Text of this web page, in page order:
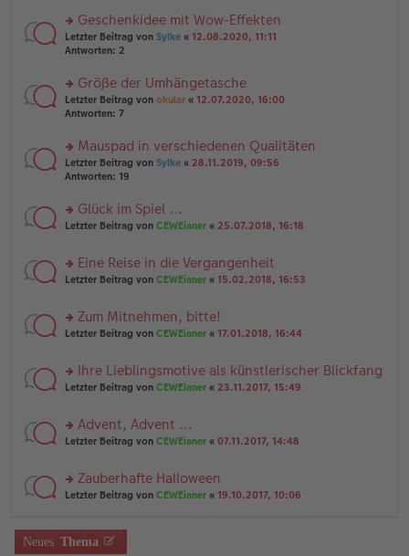
a
g
n
er
B
a
g
g
el
es
n
er
B
ei
a
g
rs
te
n
g
el
e
n
er
tr
a
Geschenkidee mit Wow-Effekten
Letzter Beitrag von Sylke « 12.08.2020, 11:11
Antworten: 2
rs
te
n
g
el
e
n
ei
tr
Größe der Umhängetasche
Letzter Beitrag von okular « 12.07.2020, 16:00
Antworten: 7
rs
te
n
g
es
e
n
B
ei
tr
g
Mauspad in verschiedenen Qualitäten
Letzter Beitrag von Sylke « 28.11.2019, 09:56
Antworten: 19
rs
u
n
es
e
B
ei
g
Glück im Spiel ...
Letzter Beitrag von CEWEianer « 25.07.2018, 16:18
rs
u
n
es
e
B
ei
g
Eine Reise in die Vergangenheit
Letzter Beitrag von CEWEianer « 15.02.2018, 16:53
rs
u
n
es
e
B
ei
g
Zum Mitnehmen, bitte!
Letzter Beitrag von CEWEianer « 17.01.2018, 16:44
rs
u
n
es
e
B
ei
Ihre Lieblingsmotive als künstlerischer Blickfang
Letzter Beitrag von CEWEianer « 23.11.2017, 15:49
rs
u
n
es
e
Advent, Advent ...
Letzter Beitrag von CEWEianer « 07.11.2017, 14:48
rs
u
n
Zauberhafte Halloween
Letzter Beitrag von CEWEianer « 19.10.2017, 10:06
Neues Thema